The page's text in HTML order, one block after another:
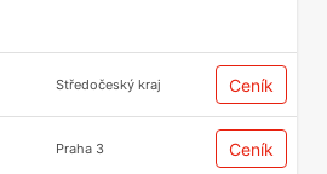
Středočeský kraj Ceník
Praha 3 Ceník